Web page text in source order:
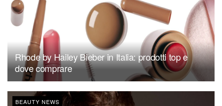
Rhode by Hailey Bieber in Italia: prodotti top e
dove comprare
BEAUTY NEWS